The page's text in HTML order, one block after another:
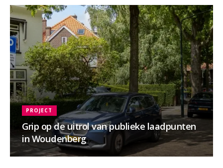
Grip op de uitrol van publieke laadpunten
in Woudenberg
PROJECT